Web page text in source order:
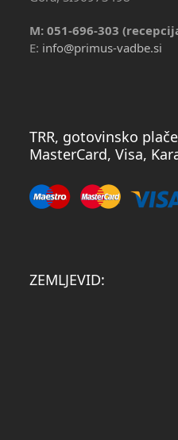
M: 051-696-303
E: info@primus-vadbe.si
TRR, gotovinsko
MasterCard, Visa,
ZEMLJEVID: